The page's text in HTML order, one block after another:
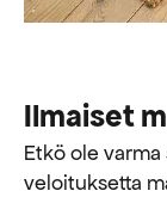
Ilmaiset
Etkö ole
veloituksetta